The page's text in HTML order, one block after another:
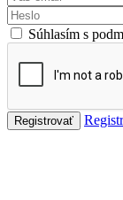
Súhlasím s